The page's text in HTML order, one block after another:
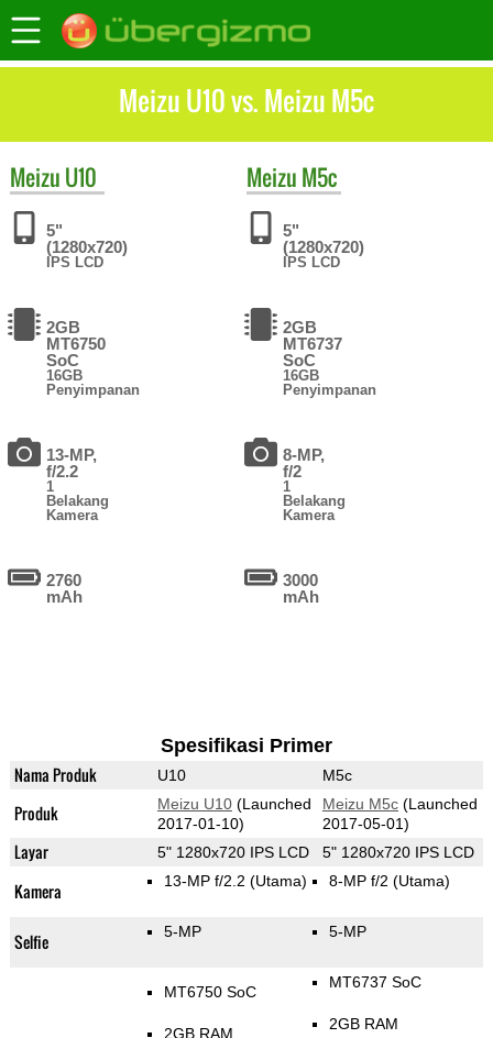
Meizu U10 vs. Meizu M5c
Meizu U10
5"
(1280x720)
IPS LCD
2GB
MT6750
SoC
16GB
Penyimpanan
13-MP,
f/2.2
1
Belakang
Kamera
2760
mAh
Meizu M5c
5"
(1280x720)
IPS LCD
2GB
MT6737
SoC
16GB
Penyimpanan
8-MP,
f/2
1
Belakang
Kamera
3000
mAh
Spesifikasi Primer
Nama Produk U10 M5c
Produk Meizu U10(Launched
2017-01-10)
Meizu M5c(Launched
2017-05-01)
Layar 5" 1280x720 IPS LCD 5" 1280x720 IPS LCD
Kamera 13-MP f/2.2 (Utama) 8-MP f/2 (Utama)
Selfie 5-MP 5-MP
MT6750 SoC
2GB RAM
MT6737 SoC
2GB RAM